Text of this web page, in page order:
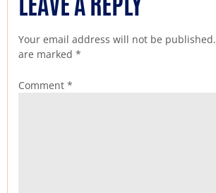
Your email address will not be published.
are marked *
Comment *